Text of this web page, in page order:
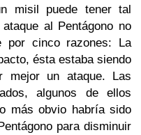
misil puede tener tal
al Pentágono no
por cinco razones: La
ésta estaba siendo
mejor un ataque. Las
algunos de ellos
más obvio habría sido
para disminuir